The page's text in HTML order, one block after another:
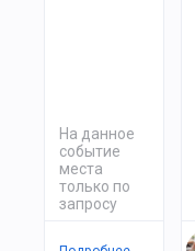
На данное
событие
места
только по
запросу